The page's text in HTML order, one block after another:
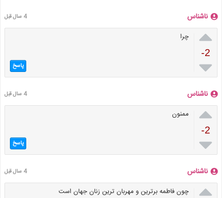
ناشناس 4 سال قبل

-2

چرا
پاسخ
ناشناس 4 سال قبل

-2

ممنون
پاسخ
ناشناس 4 سال قبل
 چون فاطمه برترین و مهربان ترین زنان جهان است